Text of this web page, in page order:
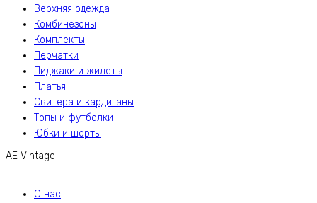
Верхняя одежда
Комбинезоны
Комплекты
Перчатки
Пиджаки и жилеты
Платья
Свитера и кардиганы
Топы и футболки
Юбки и шорты
AE Vintage
О нас